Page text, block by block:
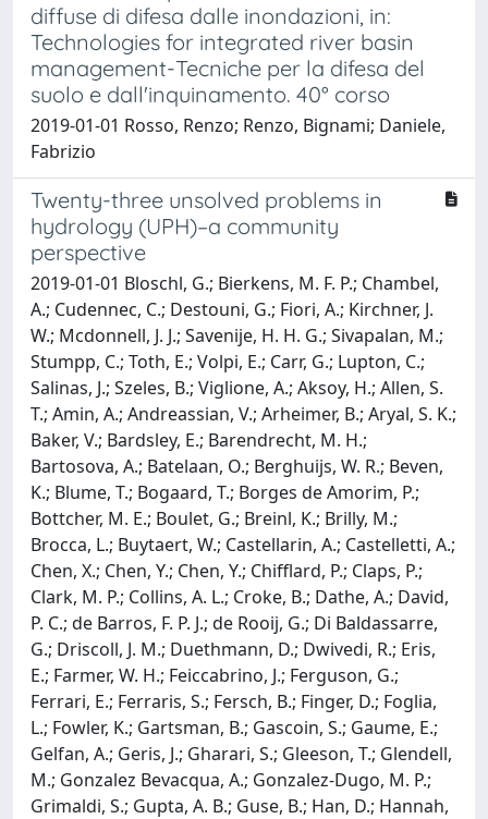
diffuse di difesa dalle inondazioni, in:
Technologies for integrated river basin
management-Tecniche per la difesa del
suolo e dall'inquinamento. 40° corso
2019-01-01 Rosso, Renzo; Renzo, Bignami; Daniele,
Fabrizio
Twenty-three unsolved problems in
hydrology (UPH)–a community
perspective
2019-01-01 Bloschl, G.; Bierkens, M. F. P.; Chambel,
A.; Cudennec, C.; Destouni, G.; Fiori, A.; Kirchner, J.
W.; Mcdonnell, J. J.; Savenije, H. H. G.; Sivapalan, M.;
Stumpp, C.; Toth, E.; Volpi, E.; Carr, G.; Lupton, C.;
Salinas, J.; Szeles, B.; Viglione, A.; Aksoy, H.; Allen, S.
T.; Amin, A.; Andreassian, V.; Arheimer, B.; Aryal, S. K.;
Baker, V.; Bardsley, E.; Barendrecht, M. H.;
Bartosova, A.; Batelaan, O.; Berghuijs, W. R.; Beven,
K.; Blume, T.; Bogaard, T.; Borges de Amorim, P.;
Bottcher, M. E.; Boulet, G.; Breinl, K.; Brilly, M.;
Brocca, L.; Buytaert, W.; Castellarin, A.; Castelletti, A.;
Chen, X.; Chen, Y.; Chen, Y.; Chifflard, P.; Claps, P.;
Clark, M. P.; Collins, A. L.; Croke, B.; Dathe, A.; David,
P. C.; de Barros, F. P. J.; de Rooij, G.; Di Baldassarre,
G.; Driscoll, J. M.; Duethmann, D.; Dwivedi, R.; Eris,
E.; Farmer, W. H.; Feiccabrino, J.; Ferguson, G.;
Ferrari, E.; Ferraris, S.; Fersch, B.; Finger, D.; Foglia,
L.; Fowler, K.; Gartsman, B.; Gascoin, S.; Gaume, E.;
Gelfan, A.; Geris, J.; Gharari, S.; Gleeson, T.; Glendell,
M.; Gonzalez Bevacqua, A.; Gonzalez-Dugo, M. P.;
Grimaldi, S.; Gupta, A. B.; Guse, B.; Han, D.; Hannah,